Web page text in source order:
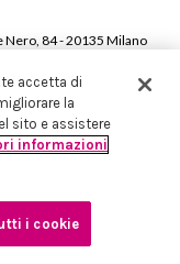
Nero, 84 - 20135 Milano
e REA nr.1051898
accetta di
la
sito e assistere
informazioni
i cookie